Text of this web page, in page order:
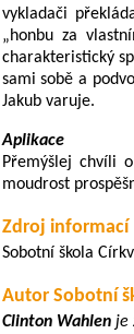
vykladači
„honbu za
charakteristický
sami sobě a
Jakub varuje.
Aplikace
Přemýšlej chvíli
moudrost
Zdroj informací
Sobotní škola
Autor Sobotní
Clinton Wahlenje